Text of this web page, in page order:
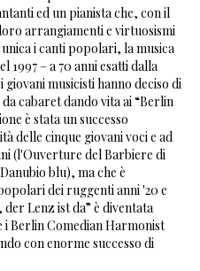
ed un pianista che, con il
arrangiamenti e virtuosismi
i canti popolari, la musica
1997 – a 70 anni esatti dalla
musicisti hanno deciso di
cabaret dando vita ai “Berlin
è stata un successo
delle cinque giovani voci e ad
(l'Ouverture del Barbiere di
blu), ma che è
dei ruggenti anni '20 e
Lenz ist da” è diventata
Berlin Comedian Harmonist
con enorme successo di